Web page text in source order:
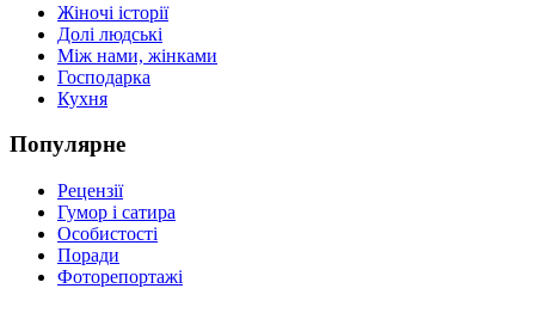
Жіночі історії
Долі людські
Між нами, жінками
Господарка
Кухня
Популярне
Рецензії
Гумор і сатира
Особистості
Поради
Фоторепортажі